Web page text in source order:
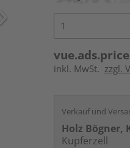
inkl. MwSt. zzgl.
Verkauf und
Holz Bögner,
Kupferzell